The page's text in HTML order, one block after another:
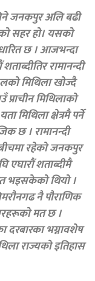
जनकपुर अलि बढी
सहर हो। यसको
छ । आजभन्दा
रामानन्दी
मिथिला खोज्दै
मिथिलाको
मिथिला क्षेत्रमै पर्ने
छ । रामानन्दी
रहेको जनकपुर
एघारौं शताब्दीमै
भइसकेको थियो ।
नै पौराणिक
मत छ ।
दरबारका भग्नावशेष
राज्यको इतिहास